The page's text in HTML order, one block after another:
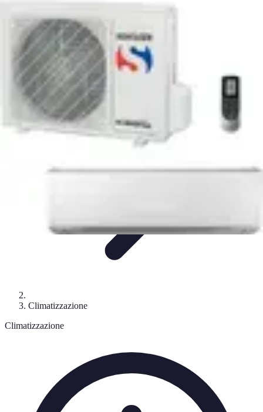
ClimatizzazioneRisparmio Energetico
all'Acquisto
Sostenibilità
Compra Elettro
Climatizzazione
Climatizzazione